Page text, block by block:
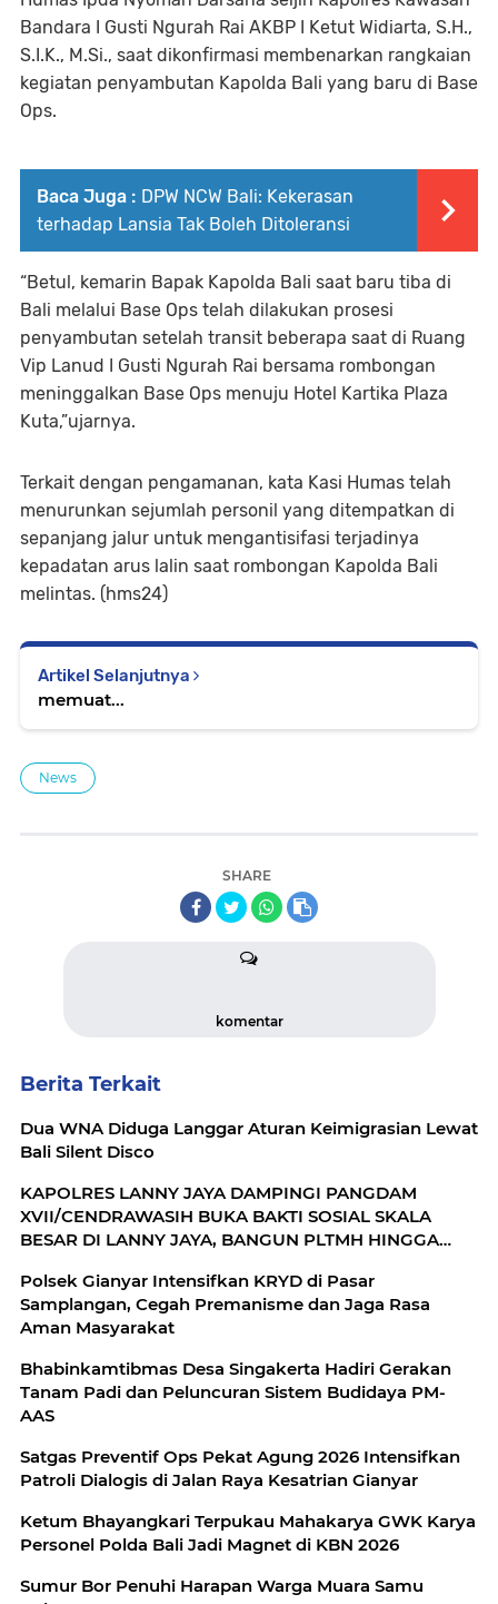
Bandara I Gusti Ngurah Rai AKBP I Ketut Widiarta, S.H.,
S.I.K., M.Si., saat dikonfirmasi membenarkan rangkaian
kegiatan penyambutan Kapolda Bali yang baru di Base
Ops.
Baca Juga : DPW NCW Bali: Kekerasan
terhadap Lansia Tak Boleh Ditoleransi
“Betul, kemarin Bapak Kapolda Bali saat baru tiba di
Bali melalui Base Ops telah dilakukan prosesi
penyambutan setelah transit beberapa saat di Ruang
Vip Lanud I Gusti Ngurah Rai bersama rombongan
meninggalkan Base Ops menuju Hotel Kartika Plaza
Kuta,”ujarnya.
Terkait dengan pengamanan, kata Kasi Humas telah
menurunkan sejumlah personil yang ditempatkan di
sepanjang jalur untuk mengantisifasi terjadinya
kepadatan arus lalin saat rombongan Kapolda Bali
melintas. (hms24)
Artikel Selanjutnya
memuat...
News
SHARE
komentar
Berita Terkait
Dua WNA Diduga Langgar Aturan Keimigrasian Lewat
Bali Silent Disco
KAPOLRES LANNY JAYA DAMPINGI PANGDAM
XVII/CENDRAWASIH BUKA BAKTI SOSIAL SKALA
BESAR DI LANNY JAYA, BANGUN PLTMH HINGGA
Polsek Gianyar Intensifkan KRYD di Pasar
Samplangan, Cegah Premanisme dan Jaga Rasa
Aman Masyarakat
Bhabinkamtibmas Desa Singakerta Hadiri Gerakan
Tanam Padi dan Peluncuran Sistem Budidaya PM-
AAS
Satgas Preventif Ops Pekat Agung 2026 Intensifkan
Patroli Dialogis di Jalan Raya Kesatrian Gianyar
Ketum Bhayangkari Terpukau Mahakarya GWK Karya
Personel Polda Bali Jadi Magnet di KBN 2026
Sumur Bor Penuhi Harapan Warga Muara Samu